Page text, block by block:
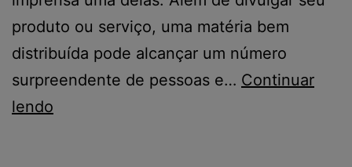
produto ou serviço, uma matéria bem
distribuída pode alcançar um número
surpreendente de pessoas e… Continuar
lendo